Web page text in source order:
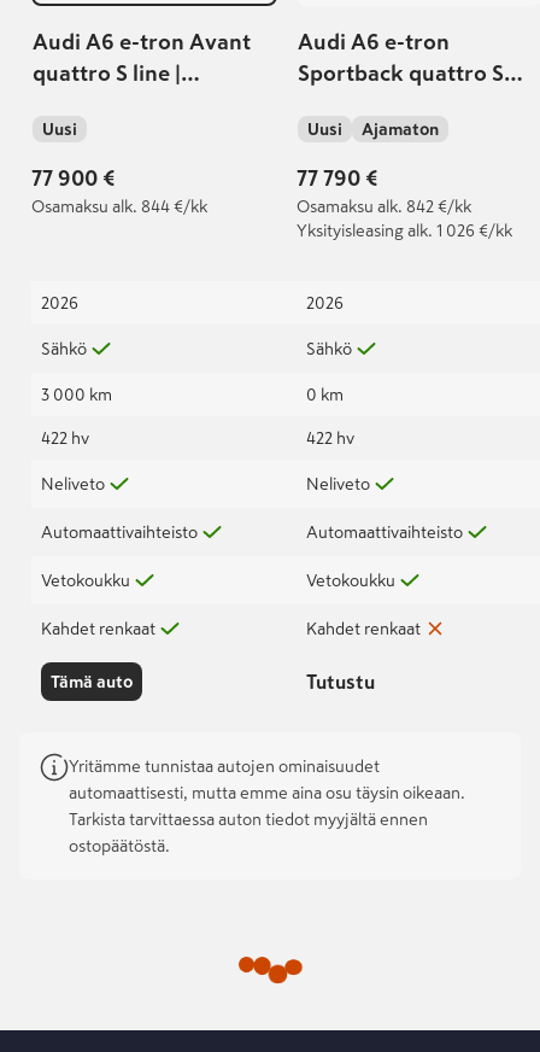
Audi A6 e-tron Avant
quattro S line |
LED | S line sisä- ja
ulkopaketit
Uusi
77 900 €
Osamaksu alk. 844 €/kk
2026
Sähkö
3 000 km
422 hv
Neliveto
Automaattivaihteisto
Vetokoukku
Kahdet renkaat
Tämä auto
Audi A6 e-tron
Sportback quattro S
Matrix LED | Musta
Optiikka Pro
Uusi Ajamaton
77 790 €
Osamaksu alk. 842 €/kk
Yksityisleasing alk. 1 026 €/kk
2026
Sähkö
0 km
422 hv
Neliveto
Automaattivaihteisto
Vetokoukku
Kahdet renkaat
Tutustu
Yritämme tunnistaa autojen ominaisuudet
automaattisesti, mutta emme aina osu täysin oikeaan.
Tarkista tarvittaessa auton tiedot myyjältä ennen
ostopäätöstä.